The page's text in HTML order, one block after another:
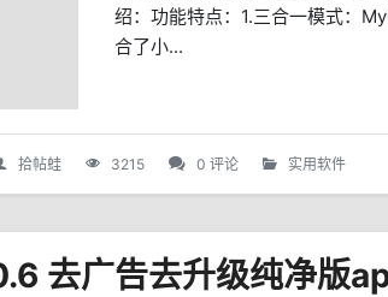
绍：功能特点：1.三合一模式：
合了小...
拾帖蛙 3215 0 评论 实用软件
去广告去升级纯净版